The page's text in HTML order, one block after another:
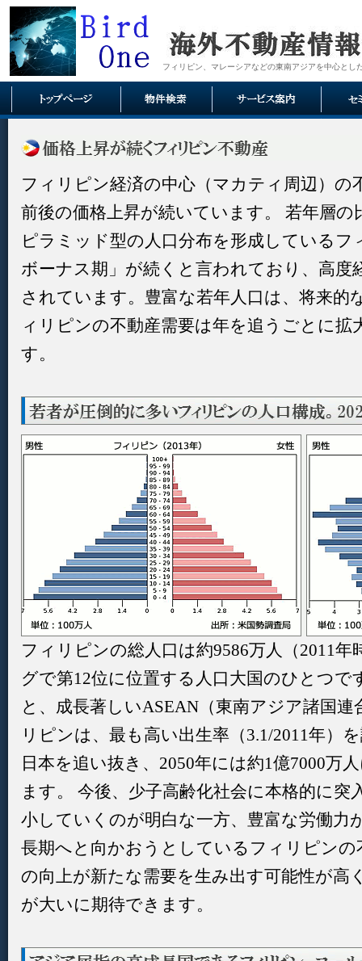
フィリピン、マレーシアなどの東南アジアを中心とし
フィリピン経済の中心（マカティ周辺）の
前後の価格上昇が続いています。 若年層
ピラミッド型の人口分布を形成しているフ
ボーナス期」が続くと言われており、高度
されています。豊富な若年人口は、将来的
ィリピンの不動産需要は年を追うごとに
す。
フィリピンの総人口は約9586万人（2011
グで第12位に位置する人口大国のひとつで
と、成長著しいASEAN（東南アジア諸国
リピンは、最も高い出生率（3.1/2011年）
日本を追い抜き、2050年には約1億7000万
ます。 今後、少子高齢化社会に本格的に突
小していくのが明白な一方、豊富な労働力
長期へと向かおうとしているフィリピンの
の向上が新たな需要を生み出す可能性が高
が大いに期待できます。